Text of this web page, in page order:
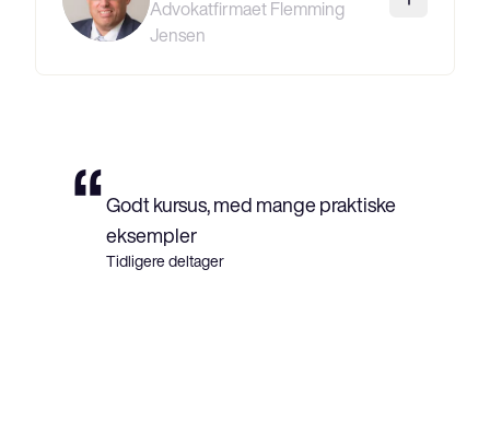
Advokatfirmaet Flemming
Jensen
“ Godt kursus, med mange praktiske
eksempler
Tidligere deltager